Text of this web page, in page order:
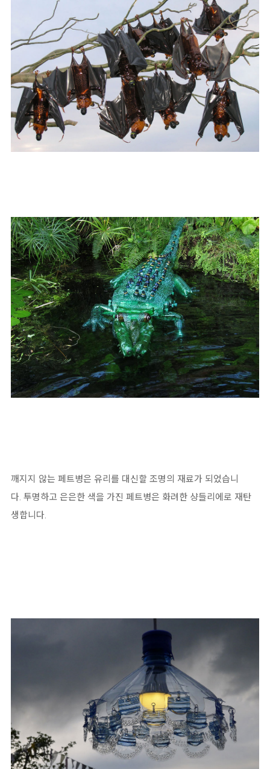
깨지지 않는 페트병은 유리를 대신할 조명의 재료가 되었습니
다. 투명하고 은은한 색을 가진 페트병은 화려한 샹들리에로 재탄
생합니다.